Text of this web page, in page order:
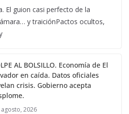
El guion casi perfecto de la
y traiciónPactos ocultos,
AL BOLSILLO. Economía de El
en caída. Datos oficiales
crisis. Gobierno acepta
agosto, 2026